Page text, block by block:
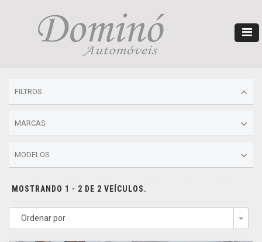
FILTROS
MARCAS
MODELOS
MOSTRANDO 1 - 2 DE 2 VEÍCULOS.
Ordenar por